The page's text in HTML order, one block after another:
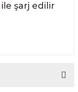
şarj edilir